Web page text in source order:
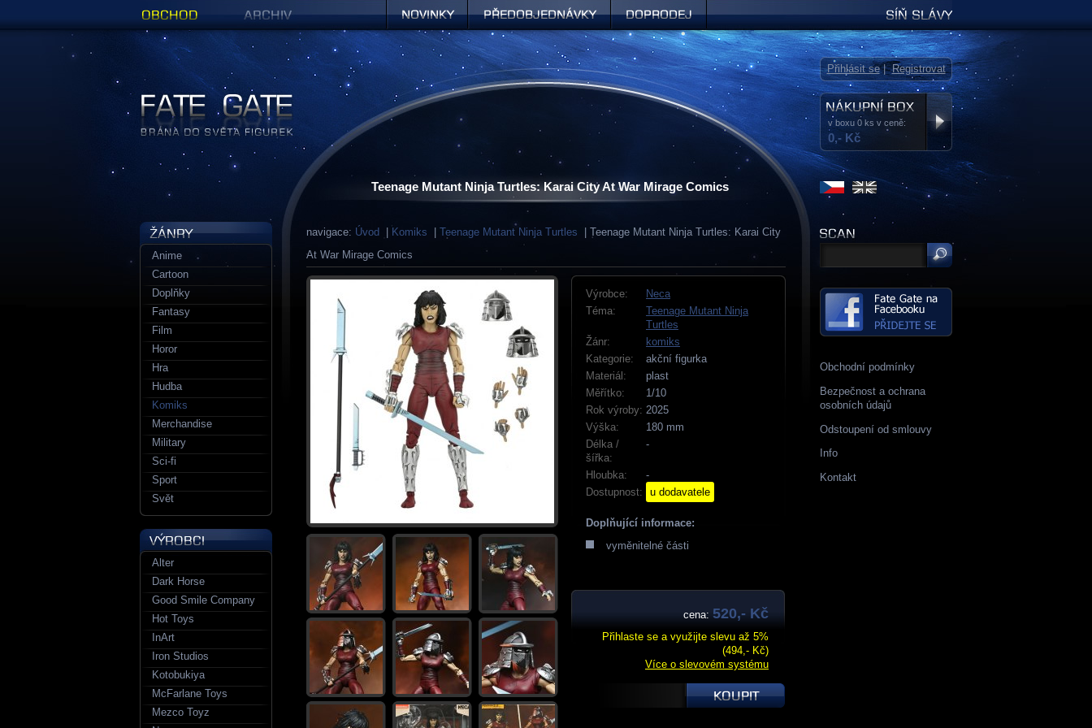
Teenage Mutant Ninja Turtles: Karai City At War Mirage Comics
navigace: Úvod Komiks Teenage Mutant Ninja Turtles | Teenage Mutant Ninja Turtles: Karai City
At War Mirage Comics
Výrobce:
Neca
Téma:
Teenage Mutant Ninja
Turtles
Žánr:
komiks
Kategorie:
akční figurka
Materiál:
plast
Měřítko:
1/10
Rok výroby: 2025
Výška:
180 mm
Délka /
šířka:
-
Hloubka:
-
Dostupnost:
u dodavatele
Doplňující informace:
vyměnitelné části
cena: 520,- Kč
Přihlaste se a využijte slevu až 5%
(494,- Kč)
Více o slevovém systému
Obchodní podmínky
Bezpečnost a ochrana
osobních údajů
Odstoupení od smlouvy
Info
Kontakt
Anime
Cartoon
Doplňky
Fantasy
Film
Horor
Hra
Hudba
Komiks
Merchandise
Military
Sci-fi
Sport
Svět
Alter
Dark Horse
Good Smile Company
Hot Toys
InArt
Iron Studios
Kotobukiya
McFarlane Toys
Mezco Toyz
Figurky a sošky | Fate Gate
v boxu 0 ks v ceně:
0,- Kč
Přihlásit se|Registrovat
Předobjednávky Síň slávy